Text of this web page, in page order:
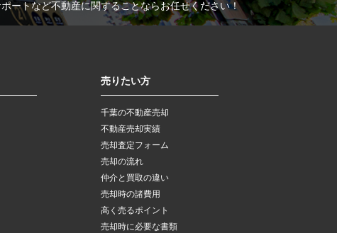
ートなど不動産に関することならお任せください！
売りたい方
千葉の不動産売却
不動産売却実績
売却査定フォーム
売却の流れ
仲介と買取の違い
売却時の諸費用
高く売るポイント
売却時に必要な書類